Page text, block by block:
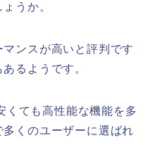
うか。
ンスが高いと評判です
るようです。
くても高性能な機能を多
くのユーザーに選ばれ